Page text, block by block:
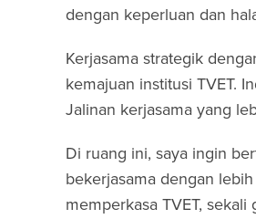
dengan keperluan dan
Kerjasama strategik
kemajuan institusi TVET.
Jalinan kerjasama yang
Di ruang ini, saya ingin
bekerjasama dengan
memperkasa TVET,